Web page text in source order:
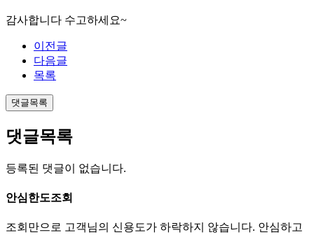
감사합니다 수고하세요~
이전글
다음글
목록
댓글목록
댓글목록
등록된 댓글이 없습니다.
안심한도조회
조회만으로 고객님의 신용도가 하락하지 않습니다. 안심하고